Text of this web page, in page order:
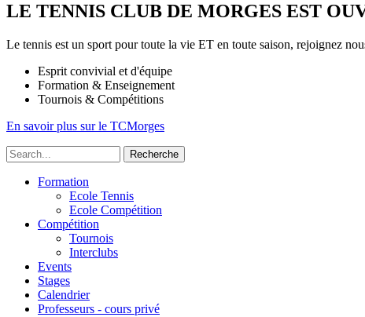
LE TENNIS CLUB DE MORGES EST
Le tennis est un sport pour toute la vie ET en toute saison, rejoignez
Esprit convivial et d'équipe
Formation & Enseignement
Tournois & Compétitions
En savoir plus sur le TCMorges
Recherche
Tennis
Menu
Formation
Ecole Tennis
Ecole Compétition
Compétition
Tournois
Interclubs
Events
Stages
Calendrier
Professeurs - cours privé